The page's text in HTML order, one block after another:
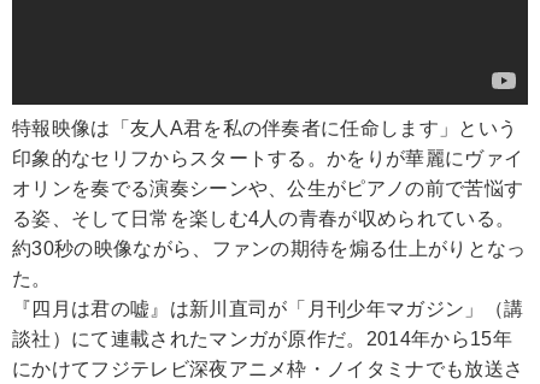
特報映像は「友人A君を私の伴奏者に任命します」という
印象的なセリフからスタートする。かをりが華麗にヴァイ
オリンを奏でる演奏シーンや、公生がピアノの前で苦悩す
る姿、そして日常を楽しむ4人の青春が収められている。
約30秒の映像ながら、ファンの期待を煽る仕上がりとなっ
た。
『四月は君の嘘』は新川直司が「月刊少年マガジン」（講
談社）にて連載されたマンガが原作だ。2014年から15年
にかけてフジテレビ深夜アニメ枠・ノイタミナでも放送さ